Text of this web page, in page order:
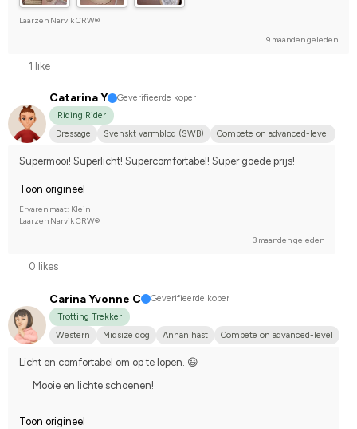
Laarzen Narvik CRW®
9 maanden geleden
1 like
Catarina Y
Geverifieerde koper
Riding Rider
Dressage
Svenskt varmblod (SWB) Compete on advanced-level
Supermooi! Superlicht! Supercomfortabel! Super goede prijs!
Toon origineel
Ervaren maat: Klein
Laarzen Narvik CRW®
3 maanden geleden
0 likes
Carina Yvonne C
Geverifieerde koper
Trotting Trekker
Western
Midsize dog Annan häst Compete on advanced-level
Licht en comfortabel om op te lopen. 😃
Mooie en lichte schoenen!
Toon origineel